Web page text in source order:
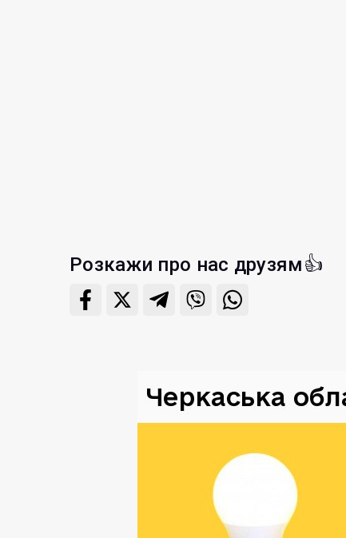
Розкажи про нас друзям👍